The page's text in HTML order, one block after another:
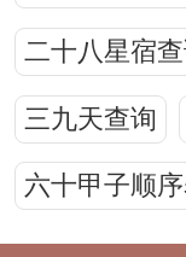
二十八星宿
三九天查询
六十甲子顺